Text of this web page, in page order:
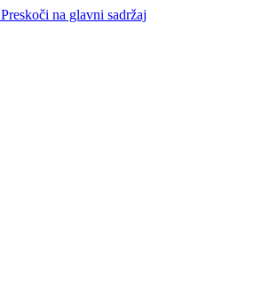
Preskoči na glavni sadržaj